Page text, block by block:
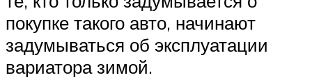
покупке такого авто, начинают
задумываться об эксплуатации
вариатора зимой.